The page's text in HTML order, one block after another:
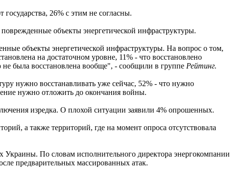
26% с этим не согласны.
объекты энергетической инфраструктуры.
объекты энергетической инфраструктуры. На вопрос о том,
на достаточном уровне, 11% - что восстановлено
была восстановлена вообще", - сообщили в группе Рейтинг.
нужно восстанавливать уже сейчас, 52% - что нужно
нужно отложить до окончания войны.
изредка. О плохой ситуации заявили 4% опрошенных.
а также территорий, где на момент опроса отсутствовала
Украины. По словам исполнительного директора энергокомпании
предварительных массированных атак.